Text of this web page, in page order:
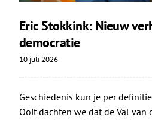
Eric Stokkink: Nieuw
democratie
10 juli 2026
Geschiedenis kun je per
Ooit dachten we dat de Val van